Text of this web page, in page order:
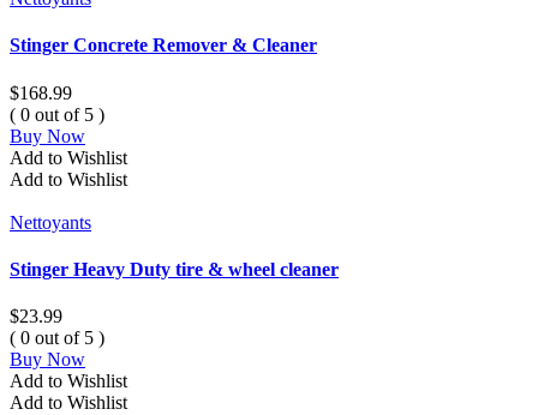
Stinger Concrete Remover & Cleaner
$168.99
( 0 out of 5 )
Buy Now
Add to Wishlist
Add to Wishlist
Nettoyants
Stinger Heavy Duty tire & wheel cleaner
$23.99
( 0 out of 5 )
Buy Now
Add to Wishlist
Add to Wishlist